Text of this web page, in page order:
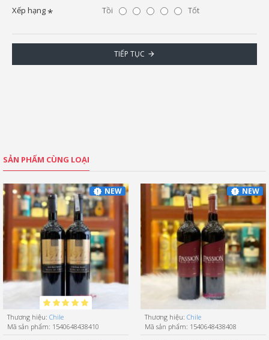
Xếp hạng
Tồi Tốt
TIẾP TỤC
SẢN PHẨM CÙNG LOẠI
NEW
Thương hiệu: Chile
Mã sản phẩm: 1540648438410
NEW
Thương hiệu: Chile
Mã sản phẩm: 1540648438408